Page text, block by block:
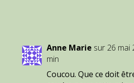
Anne Marie sur 26 mai
min
Coucou. Que ce doit